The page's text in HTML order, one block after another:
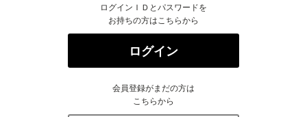
ログインＩＤとパスワードを
お持ちの方はこちらから
ログイン
会員登録がまだの方は
こちらから